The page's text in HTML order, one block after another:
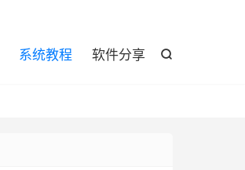

系统教程 软件分享